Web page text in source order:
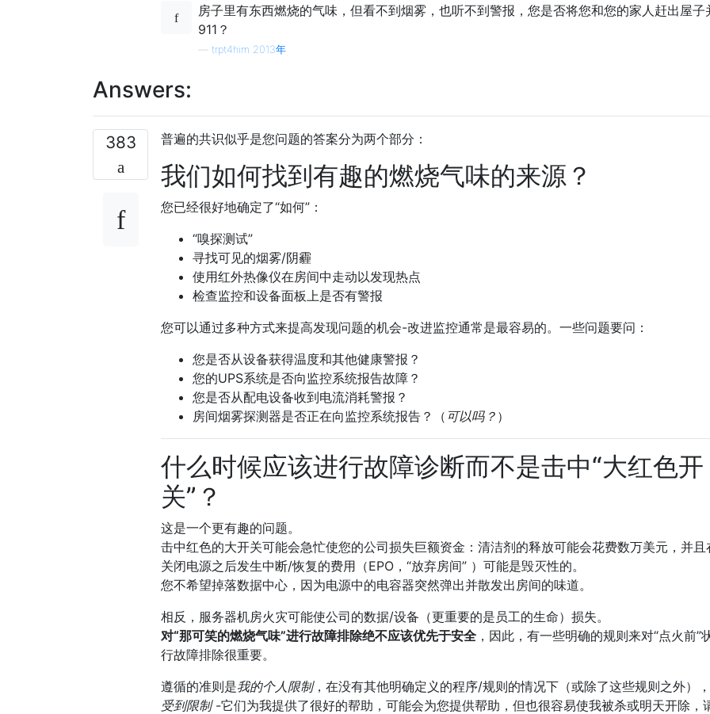
房子里有东西燃烧的气味，但看不到烟雾，也听不到警报，您是否将您和您的家人赶出屋子
911？
trpt4him 2013年
Answers:
383 普遍的共识似乎是您问题的答案分为两个部分：
我们如何找到有趣的燃烧气味的来源？
您已经很好地确定了“如何”：
“嗅探测试”
寻找可见的烟雾/阴霾
使用红外热像仪在房间中走动以发现热点
检查监控和设备面板上是否有警报
您可以通过多种方式来提高发现问题的机会-改进监控通常是最容易的。一些问题要问：
您是否从设备获得温度和其他健康警报？
您的UPS系统是否向监控系统报告故障？
您是否从配电设备收到电流消耗警报？
房间烟雾探测器是否正在向监控系统报告？（ 可以吗？ ）
什么时候应该进行故障诊断而不是击中“大红色开
关”？
这是一个更有趣的问题。
击中红色的大开关可能会急忙使您的公司损失巨额资金：清洁剂的释放可能会花费数万美元，并且
关闭电源之后发生中断/恢复的费用（EPO，“放弃房间” ）可能是毁灭性的。
您不希望掉落数据中心，因为电源中的电容器突然弹出并散发出房间的味道。
相反，服务器机房火灾可能使公司的数据/设备（更重要的是员工的生命）损失。
对“那可笑的燃烧气味”进行故障排除绝不应该优先于安全 ，因此，有一些明确的规则来对“点火前”
行故障排除很重要。
遵循的准则是我的个人限制，在没有其他明确定义的程序/规则的情况下（或除了这些规则之外）
受到限制-它们为我提供了很好的帮助，可能会为您提供帮助，但也很容易使我被杀或明天开除，